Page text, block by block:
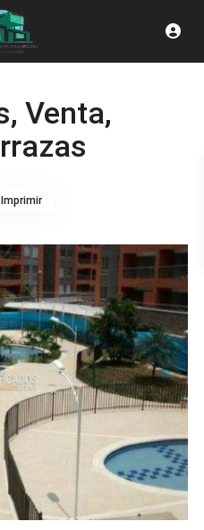
Venta,
Imprimir